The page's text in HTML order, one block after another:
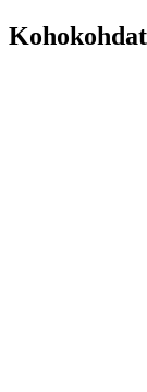
Kohokohdat